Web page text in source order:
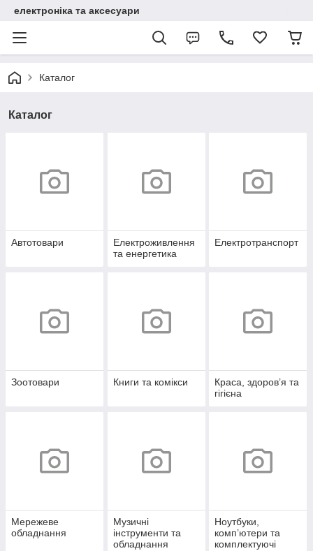
електроніка та аксесуари
Каталог
Каталог
Автотовари
Електроживлення
та енергетика
Електротранспорт
Зоотовари Книги та комікси
Краса, здоров’я та
гігієна
Мережеве
обладнання
Музичні
інструменти та
обладнання
Ноутбуки,
комп’ютери та
комплектуючі